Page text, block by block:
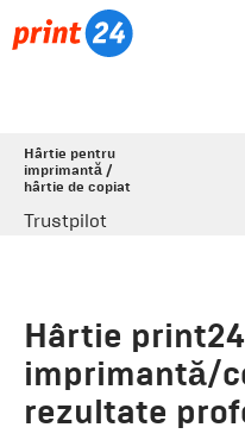
Hârtie pentru
imprimantă /
hârtie de copiat
Trustpilot
Hârtie
imprimantă/
rezultate